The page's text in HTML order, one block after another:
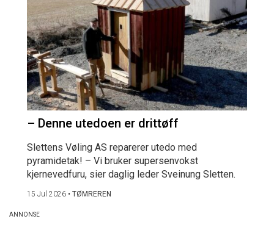
– Denne utedoen er drittøff
Slettens Vøling AS reparerer utedo med
pyramidetak! – Vi bruker supersenvokst
kjernevedfuru, sier daglig leder Sveinung Sletten.
15 Jul 2026 • TØMREREN